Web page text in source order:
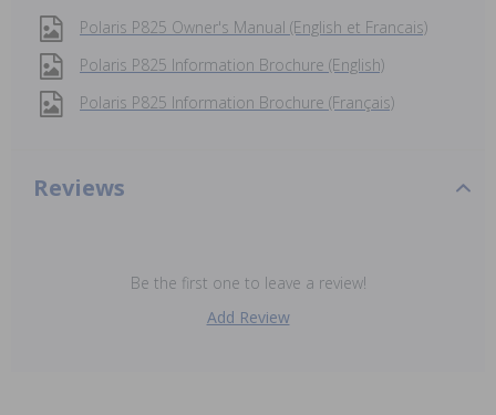
Polaris P825 Owner's Manual (English et Francais)
Polaris P825 Information Brochure (English)
Polaris P825 Information Brochure (Français)
Reviews
Be the first one to leave a review!
Add Review